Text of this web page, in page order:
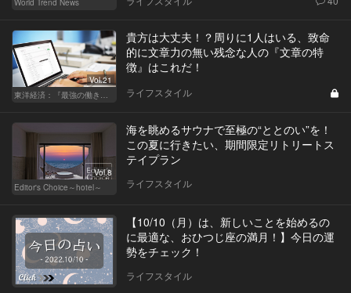
World Trend News
Vol.21
東洋経済：『最強の働き方』『一流の育て方』
貴方は大丈夫！？周りに1人はいる、致命
的に文章力の無い残念な人の『文章の特
徴』はこれだ！
ライフスタイル
Vol.8
Editor's Choice～hotel～
海を眺めるサウナで至極の“ととのい”を！
この夏に行きたい、期間限定リトリートス
テイプラン
ライフスタイル
【10/10（月）は、新しいことを始めるの
に最適な、おひつじ座の満月！】今日の運
勢をチェック！
ライフスタイル